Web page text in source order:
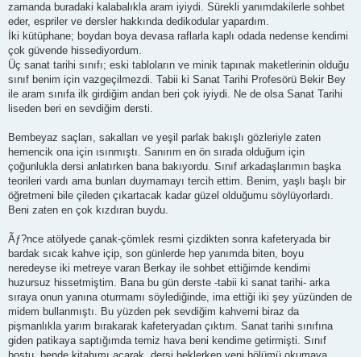
zamanda buradaki kalabalıkla aram iyiydi. Sürekli yanımdakilerle sohbet
eder, espriler ve dersler hakkında dedikodular yapardım.
İki kütüphane; boydan boya devasa raflarla kaplı odada nedense kendimi
çok güvende hissediyordum.
Üç sanat tarihi sınıfı; eski tabloların ve minik tapınak maketlerinin olduğu
sınıf benim için vazgeçilmezdi. Tabii ki Sanat Tarihi Profesörü Bekir Bey
ile aram sınıfa ilk girdiğim andan beri çok iyiydi. Ne de olsa Sanat Tarihi
liseden beri en sevdiğim dersti.
Bembeyaz saçları, sakalları ve yeşil parlak bakışlı gözleriyle zaten
hemencik ona için ısınmıştı. Sanırım en ön sırada olduğum için
çoğunlukla dersi anlatırken bana bakıyordu. Sınıf arkadaşlarımın başka
teorileri vardı ama bunları duymamayı tercih ettim. Benim, yaşlı başlı bir
öğretmeni bile çileden çıkartacak kadar güzel olduğumu söylüyorlardı.
Beni zaten en çok kızdıran buydu.
Ãƒ?nce atölyede çanak-çömlek resmi çizdikten sonra kafeteryada bir
bardak sıcak kahve içip, son günlerde hep yanımda biten, boyu
neredeyse iki metreye varan Berkay ile sohbet ettiğimde kendimi
huzursuz hissetmiştim. Bana bu gün derste -tabii ki sanat tarihi- arka
sıraya onun yanına oturmamı söylediğinde, ima ettiği iki şey yüzünden de
midem bullanmıştı. Bu yüzden pek sevdiğim kahvemi biraz da
pişmanlıkla yarım bırakarak kafeteryadan çıktım. Sanat tarihi sınıfına
giden patikaya saptığımda temiz hava beni kendime getirmişti. Sınıf